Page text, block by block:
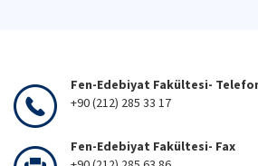
Fen-Edebiyat Fakültesi-
+90 (212) 285 33 17
Fen-Edebiyat Fakültesi- Fax